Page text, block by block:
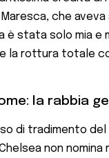
che
è stata solo mia
la rottura totale
la rabbia
di tradimento
non nomina